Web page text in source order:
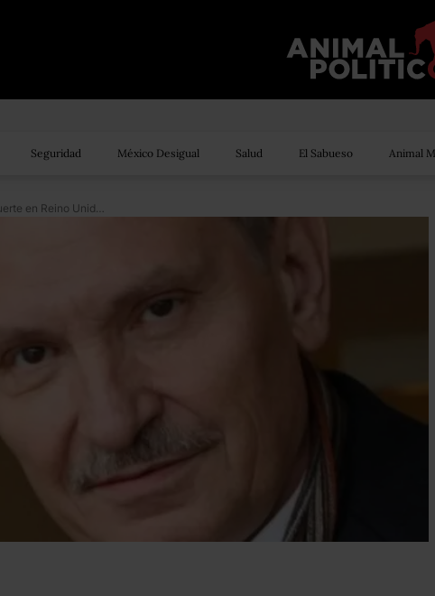
Seguridad México Desigual Salud El Sabueso Animal
La “inexplicable” muerte en Reino Unido de Nikolai Glushkov, uno de los “hombres más buscados” por Rusia y considerado “enemigo” de Vladimir Putin